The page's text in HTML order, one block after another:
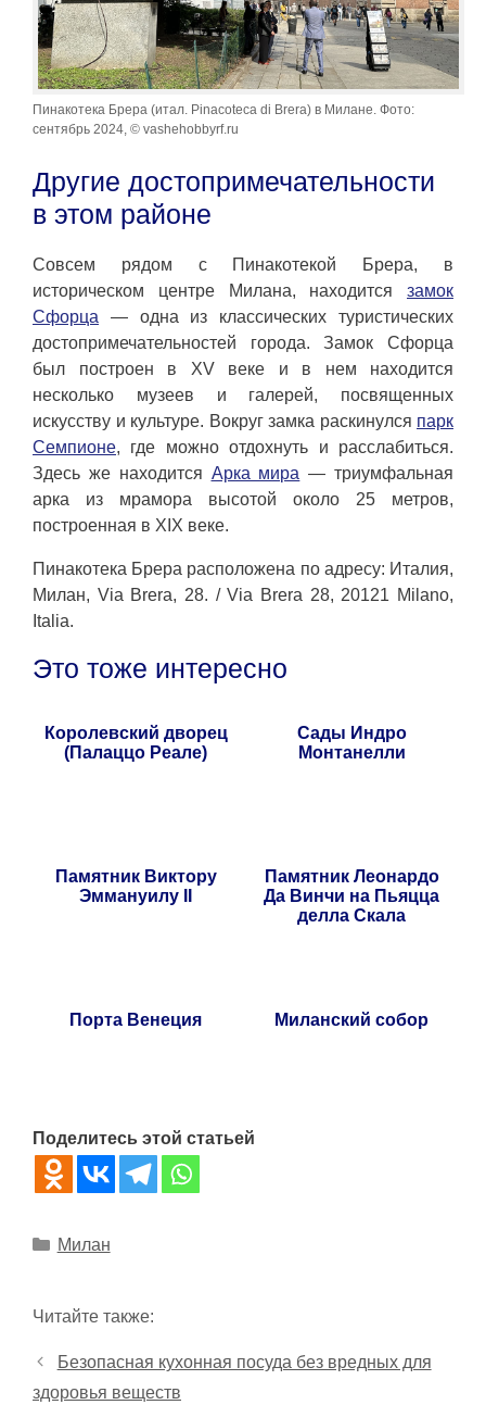
Пинакотека Брера (итал. Pinacoteca di Brera) в Милане. Фото:
сентябрь 2024, © vashehobbyrf.ru
Другие достопримечательности
в этом районе
Совсем рядом с Пинакотекой Брера, в
историческом центре Милана, находится замок
Сфорца — одна из классических туристических
достопримечательностей города. Замок Сфорца
был построен в XV веке и в нем находится
несколько музеев и галерей, посвященных
искусству и культуре. Вокруг замка раскинулся парк
Семпионе, где можно отдохнуть и расслабиться.
Здесь же находится Арка мира — триумфальная
арка из мрамора высотой около 25 метров,
построенная в XIX веке.
Пинакотека Брера расположена по адресу: Италия,
Милан, Via Brera, 28. / Via Brera 28, 20121 Milano,
Italia.
Это тоже интересно
Королевский дворец
(Палаццо Реале)
Сады Индро
Монтанелли
Памятник Виктору
Эммануилу II
Памятник Леонардо
Да Винчи на Пьяцца
делла Скала
Порта Венеция Миланский собор
Поделитесь этой статьей
Рубрики
Милан
Читайте также:
Безопасная кухонная посуда без вредных для
здоровья веществ